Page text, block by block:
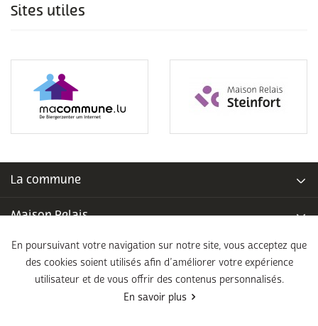
Sites utiles
La commune
Maison Relais
Piscine communale
École fondamentale
En poursuivant votre navigation sur notre site, vous acceptez que
des cookies soient utilisés afin d’améliorer votre expérience
utilisateur et de vous offrir des contenus personnalisés.
En savoir plus